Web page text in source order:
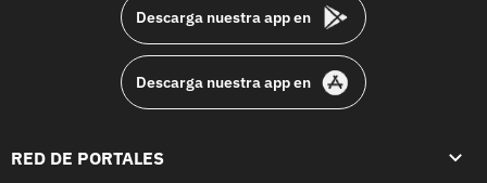
Descarga nuestra app en
Descarga nuestra app en
RED DE PORTALES